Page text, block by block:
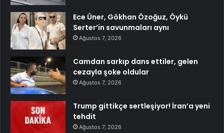
Ece Üner, Gökhan Özoğuz, Öykü
Serter’in savunmaları aynı
Ağustos 7, 2026
Camdan sarkıp dans ettiler, gelen
cezayla şoke oldular
Ağustos 7, 2026
Trump gittikçe sertleşiyor! İran’a yeni
tehdit
Ağustos 7, 2026